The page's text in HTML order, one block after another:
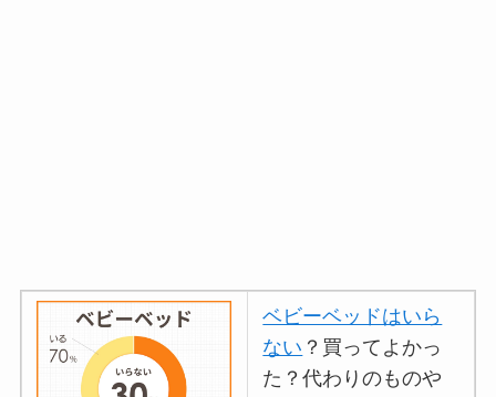
ベビーベッドはいら
ない ？買ってよかっ
た？代わりのものや